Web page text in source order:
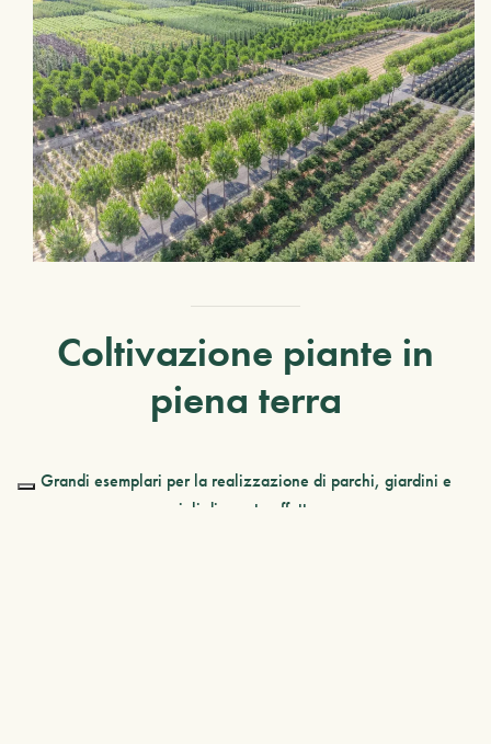
Coltivazione piante in
piena terra
Grandi esemplari per la realizzazione di parchi, giardini e
viali di pronto effetto.